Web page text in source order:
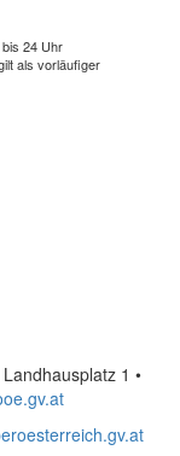
24 Uhr
als vorläufiger
1 •